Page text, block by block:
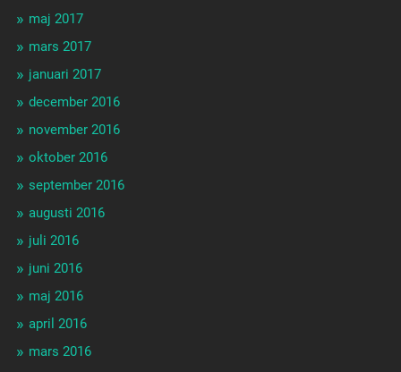
maj 2017
mars 2017
januari 2017
december 2016
november 2016
oktober 2016
september 2016
augusti 2016
juli 2016
juni 2016
maj 2016
april 2016
mars 2016